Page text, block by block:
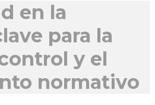
en la
para la
y el
normativo